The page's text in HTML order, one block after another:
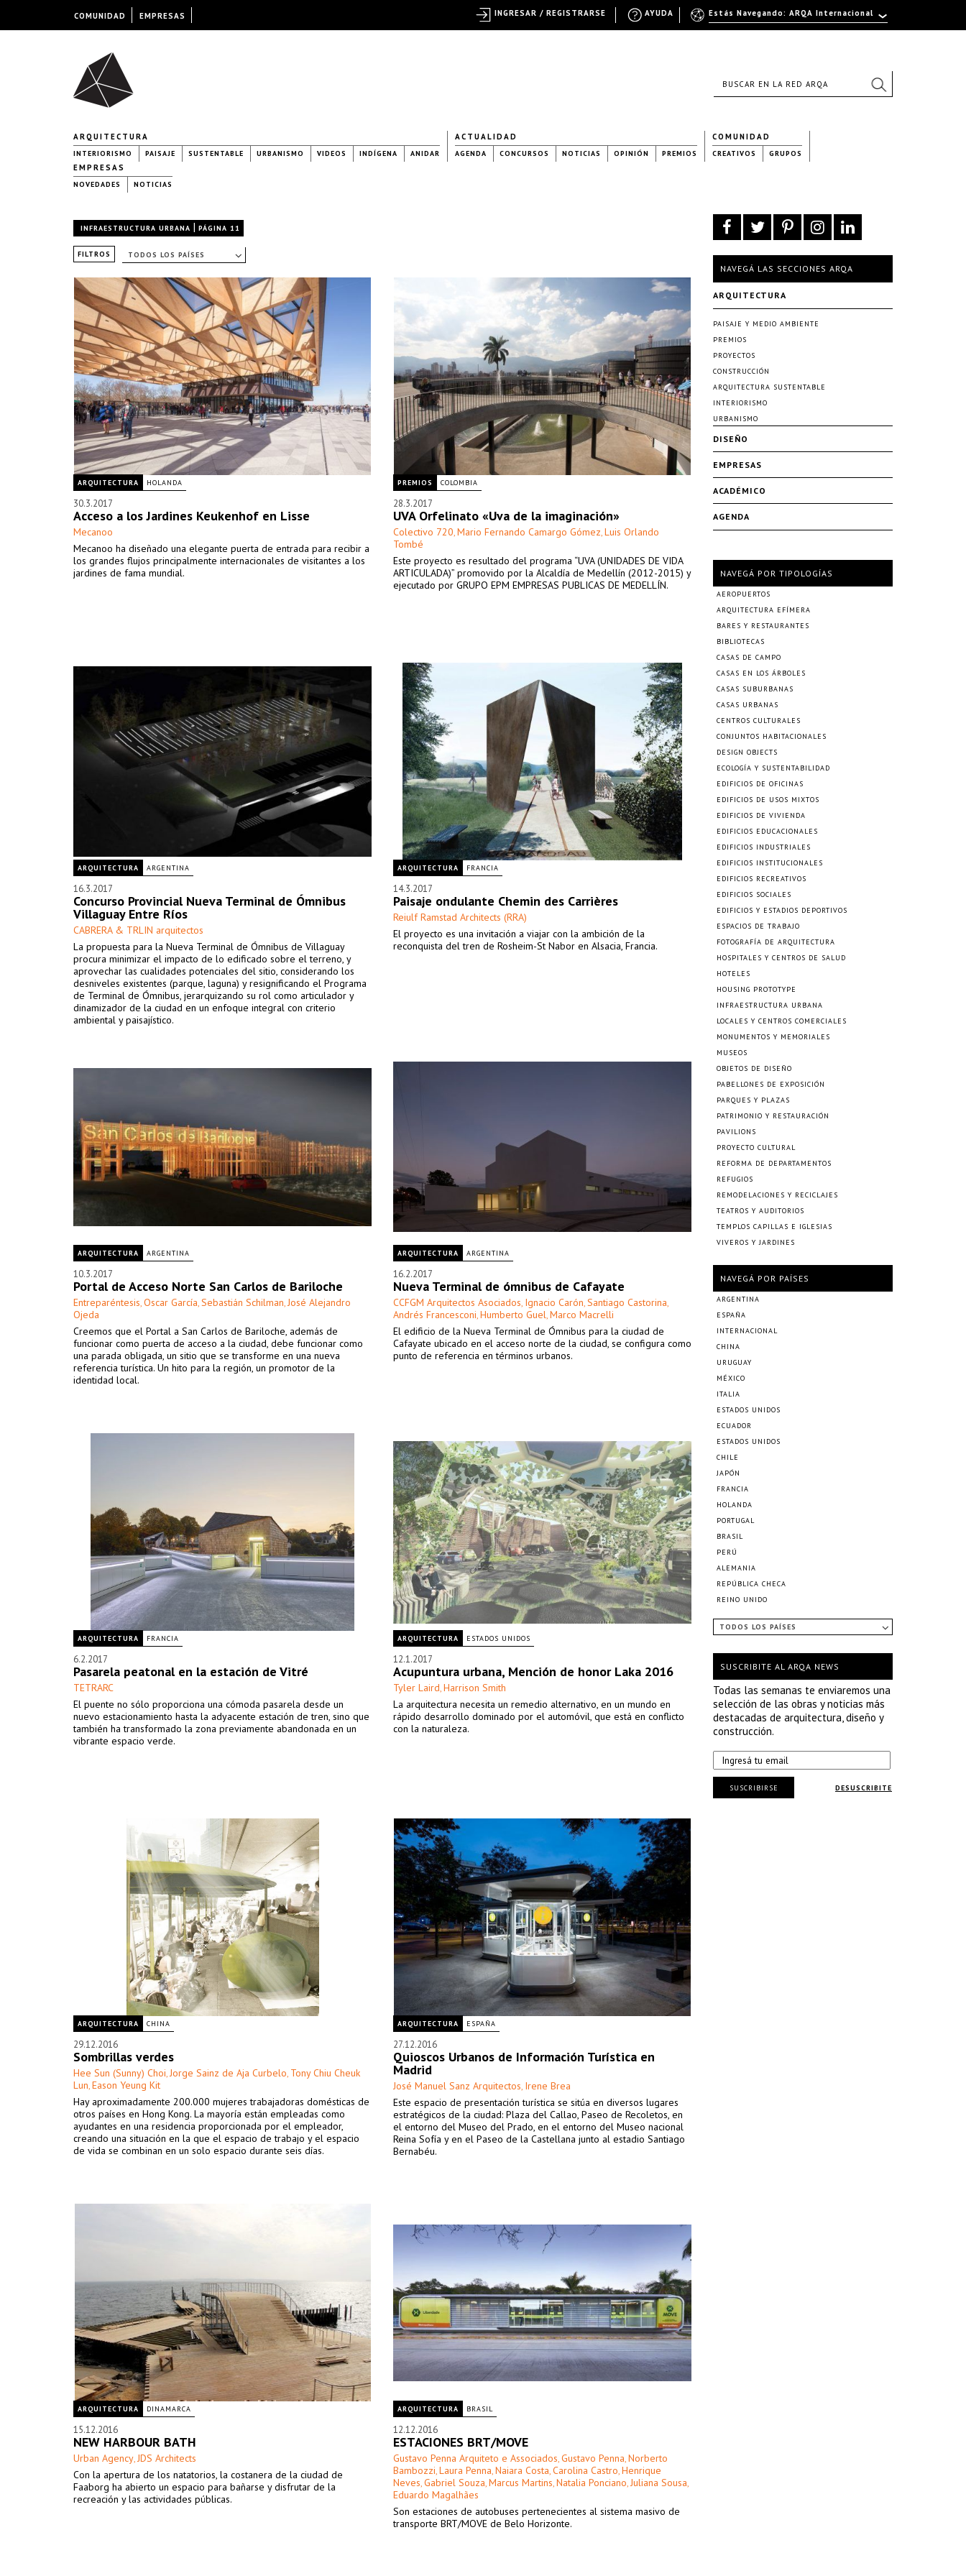
ARQUITECTURA
INTERIORISMO PAISAJE SUSTENTABLE URBANISMO VIDEOS INDÍGENA ANIDAR
ACTUALIDAD
AGENDA CONCURSOS NOTICIAS OPINIÓN PREMIOS
COMUNIDAD
CREATIVOS GRUPOS
EMPRESAS
NOVEDADES NOTICIAS
INFRAESTRUCTURA URBANA | PÁGINA 11
FILTROS TODOS LOS PAÍSES
ARQUITECTURA HOLANDA
30.3.2017
Acceso a los Jardines Keukenhof en Lisse
Mecanoo
Mecanoo ha diseñado una elegante puerta de entrada para recibir a
los grandes flujos principalmente internacionales de visitantes a los
jardines de fama mundial.
PREMIOS COLOMBIA
28.3.2017
UVA Orfelinato «Uva de la imaginación»
Colectivo 720, Mario Fernando Camargo Gómez, Luis Orlando
Tombé
Este proyecto es resultado del programa “UVA (UNIDADES DE VIDA
ARTICULADA)” promovido por la Alcaldía de Medellín (2012-2015) y
ejecutado por GRUPO EPM EMPRESAS PUBLICAS DE MEDELLÍN.
ARQUITECTURA ARGENTINA
16.3.2017
Concurso Provincial Nueva Terminal de Ómnibus
Villaguay Entre Ríos
CABRERA & TRLIN arquitectos
La propuesta para la Nueva Terminal de Ómnibus de Villaguay
procura minimizar el impacto de lo edificado sobre el terreno, y
aprovechar las cualidades potenciales del sitio, considerando los
desniveles existentes (parque, laguna) y resignificando el Programa
de Terminal de Ómnibus, jerarquizando su rol como articulador y
dinamizador de la ciudad en un enfoque integral con criterio
ambiental y paisajístico.
ARQUITECTURA FRANCIA
14.3.2017
Paisaje ondulante Chemin des Carrières
Reiulf Ramstad Architects (RRA)
El proyecto es una invitación a viajar con la ambición de la
reconquista del tren de Rosheim-St Nabor en Alsacia, Francia.
ARQUITECTURA ARGENTINA
10.3.2017
Portal de Acceso Norte San Carlos de Bariloche
Entreparéntesis, Oscar García, Sebastián Schilman, José Alejandro
Ojeda
Creemos que el Portal a San Carlos de Bariloche, además de
funcionar como puerta de acceso a la ciudad, debe funcionar como
una parada obligada, un sitio que se transforme en una nueva
referencia turística. Un hito para la región, un promotor de la
identidad local.
ARQUITECTURA ARGENTINA
16.2.2017
Nueva Terminal de ómnibus de Cafayate
CCFGM Arquitectos Asociados, Ignacio Carón, Santiago Castorina,
Andrés Francesconi, Humberto Guel, Marco Macrelli
El edificio de la Nueva Terminal de Ómnibus para la ciudad de
Cafayate ubicado en el acceso norte de la ciudad, se configura como
punto de referencia en términos urbanos.
ARQUITECTURA FRANCIA
6.2.2017
Pasarela peatonal en la estación de Vitré
TETRARC
El puente no sólo proporciona una cómoda pasarela desde un
nuevo estacionamiento hasta la adyacente estación de tren, sino que
también ha transformado la zona previamente abandonada en un
vibrante espacio verde.
ARQUITECTURA ESTADOS UNIDOS
12.1.2017
Acupuntura urbana, Mención de honor Laka 2016
Tyler Laird, Harrison Smith
La arquitectura necesita un remedio alternativo, en un mundo en
rápido desarrollo dominado por el automóvil, que está en conflicto
con la naturaleza.
ARQUITECTURA CHINA
29.12.2016
Sombrillas verdes
Hee Sun (Sunny) Choi, Jorge Sainz de Aja Curbelo, Tony Chiu Cheuk
Lun, Eason Yeung Kit
Hay aproximadamente 200.000 mujeres trabajadoras domésticas de
otros países en Hong Kong. La mayoría están empleadas como
ayudantes en una residencia proporcionada por el empleador,
creando una situación en la que el espacio de trabajo y el espacio
de vida se combinan en un solo espacio durante seis días.
ARQUITECTURA ESPAÑA
27.12.2016
Quioscos Urbanos de Información Turística en
Madrid
José Manuel Sanz Arquitectos, Irene Brea
Este espacio de presentación turística se sitúa en diversos lugares
estratégicos de la ciudad: Plaza del Callao, Paseo de Recoletos, en
el entorno del Museo del Prado, en el entorno del Museo nacional
Reina Sofía y en el Paseo de la Castellana junto al estadio Santiago
Bernabéu.
ARQUITECTURA DINAMARCA
15.12.2016
NEW HARBOUR BATH
Urban Agency, JDS Architects
Con la apertura de los natatorios, la costanera de la ciudad de
Faaborg ha abierto un espacio para bañarse y disfrutar de la
recreación y las actividades públicas.
ARQUITECTURA BRASIL
12.12.2016
ESTACIONES BRT/MOVE
Gustavo Penna Arquiteto e Associados, Gustavo Penna, Norberto
Bambozzi, Laura Penna, Naiara Costa, Carolina Castro, Henrique
Neves, Gabriel Souza, Marcus Martins, Natalia Ponciano, Juliana Sousa,
Eduardo Magalhães
Son estaciones de autobuses pertenecientes al sistema masivo de
transporte BRT/MOVE de Belo Horizonte.
NAVEGÁ LAS SECCIONES ARQA
ARQUITECTURA
PAISAJE Y MEDIO AMBIENTE
PREMIOS
PROYECTOS
CONSTRUCCIÓN
ARQUITECTURA SUSTENTABLE
INTERIORISMO
URBANISMO
DISEÑO
EMPRESAS
ACADÉMICO
AGENDA
NAVEGÁ POR TIPOLOGÍAS
AEROPUERTOS
ARQUITECTURA EFÍMERA
BARES Y RESTAURANTES
BIBLIOTECAS
CASAS DE CAMPO
CASAS EN LOS ÁRBOLES
CASAS SUBURBANAS
CASAS URBANAS
CENTROS CULTURALES
CONJUNTOS HABITACIONALES
DESIGN OBJECTS
ECOLOGÍA Y SUSTENTABILIDAD
EDIFICIOS DE OFICINAS
EDIFICIOS DE USOS MIXTOS
EDIFICIOS DE VIVIENDA
EDIFICIOS EDUCACIONALES
EDIFICIOS INDUSTRIALES
EDIFICIOS INSTITUCIONALES
EDIFICIOS RECREATIVOS
EDIFICIOS SOCIALES
EDIFICIOS Y ESTADIOS DEPORTIVOS
ESPACIOS DE TRABAJO
FOTOGRAFÍA DE ARQUITECTURA
HOSPITALES Y CENTROS DE SALUD
HOTELES
HOUSING PROTOTYPE
INFRAESTRUCTURA URBANA
LOCALES Y CENTROS COMERCIALES
MONUMENTOS Y MEMORIALES
MUSEOS
OBJETOS DE DISEÑO
PABELLONES DE EXPOSICIÓN
PARQUES Y PLAZAS
PATRIMONIO Y RESTAURACIÓN
PAVILIONS
PROYECTO CULTURAL
REFORMA DE DEPARTAMENTOS
REFUGIOS
REMODELACIONES Y RECICLAJES
TEATROS Y AUDITORIOS
TEMPLOS CAPILLAS E IGLESIAS
VIVEROS Y JARDINES
NAVEGÁ POR PAÍSES
ARGENTINA
ESPAÑA
INTERNACIONAL
CHINA
URUGUAY
MÉXICO
ITALIA
ESTADOS UNIDOS
ECUADOR
ESTADOS UNIDOS
CHILE
JAPÓN
FRANCIA
HOLANDA
PORTUGAL
BRASIL
PERÚ
ALEMANIA
REPÚBLICA CHECA
REINO UNIDO
TODOS LOS PAÍSES
SUSCRIBITE AL ARQA NEWS
Todas las semanas te enviaremos una
selección de las obras y noticias más
destacadas de arquitectura, diseño y
construcción.
DESUSCRIBITE
SUSCRIBIRSE
COMUNIDAD EMPRESAS Estás Navegando: ARQA Internacional
AYUDA
INGRESAR / REGISTRARSE